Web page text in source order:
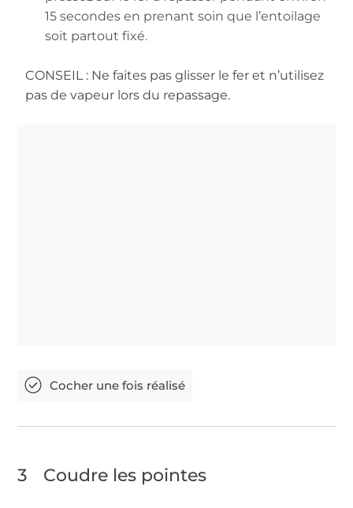
15 secondes en prenant soin que l’entoilage
soit partout fixé.
CONSEIL : Ne faites pas glisser le fer et n’utilisez
pas de vapeur lors du repassage.
3 Coudre les pointes